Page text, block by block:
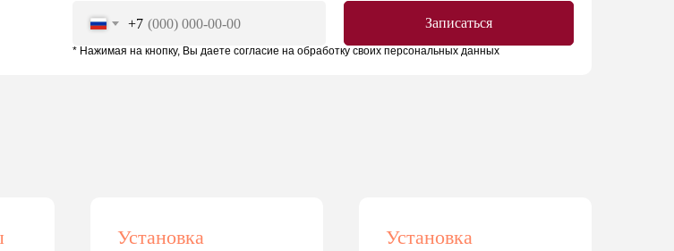
+7 Записаться
* Нажимая на кнопку, Вы даете согласие на обработку своих персональных данных
Установка
Установка